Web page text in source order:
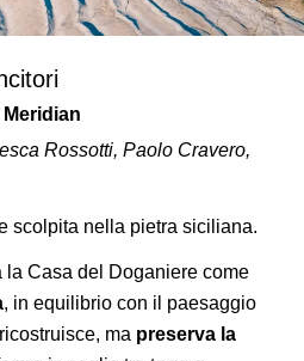
Rossotti, Paolo Cravero,
scolpita nella pietra siciliana.
la Casa del Doganiere come
, in equilibrio con il paesaggio
ma preserva la